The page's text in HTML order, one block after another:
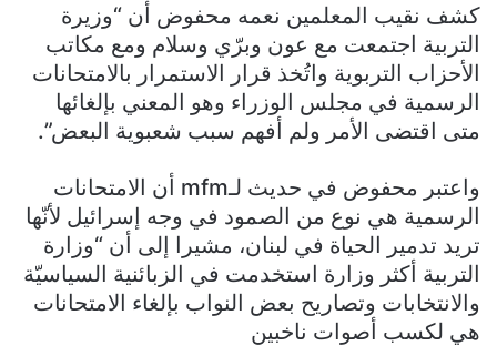
كشف نقيب المعلمين نعمه محفوض أن “وزيرة
التربية اجتمعت مع عون وبرّي وسلام ومع مكاتب
الأحزاب التربوية واتُخذ قرار الاستمرار بالامتحانات
الرسمية في مجلس الوزراء وهو المعني بإلغائها
متى اقتضى الأمر ولم أفهم سبب شعبوية البعض”.
واعتبر محفوض في حديث لـmfm أن الامتحانات
الرسمية هي نوع من الصمود في وجه إسرائيل لأنّها
تريد تدمير الحياة في لبنان، مشيرا إلى أن “وزارة
التربية أكثر وزارة استخدمت في الزبائنية السياسيّة
والانتخابات وتصاريح بعض النواب بإلغاء الامتحانات
هي لكسب أصوات ناخبين